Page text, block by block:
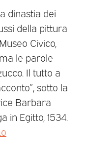
dinastia dei
della pittura
Civico,
le parole
Il tutto a
sotto la
Barbara
in Egitto, 1534.